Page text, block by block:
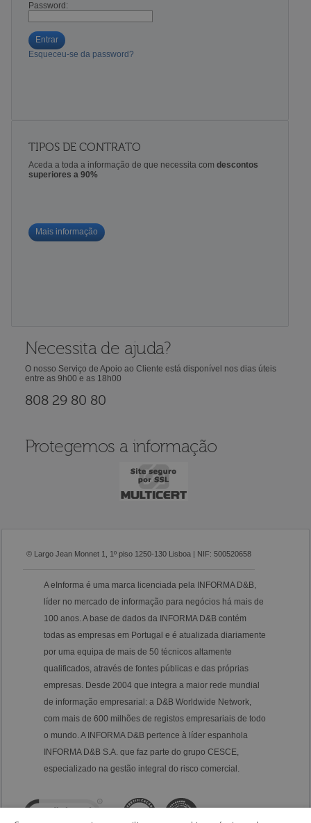
Password:
Entrar
Esqueceu-se da password?
TIPOS DE CONTRATO
Aceda a toda a informação de que necessita com descontos
superiores a 90%
Mais informação
Necessita de ajuda?
O nosso Serviço de Apoio ao Cliente está disponível nos dias úteis
entre as 9h00 e as 18h00
808 29 80 80
Protegemos a informação
© Largo Jean Monnet 1, 1º piso 1250-130 Lisboa | NIF: 500520658
A eInforma é uma marca licenciada pela INFORMA D&B,
líder no mercado de informação para negócios há mais de
100 anos. A base de dados da INFORMA D&B contém
todas as empresas em Portugal e é atualizada diariamente
por uma equipa de mais de 50 técnicos altamente
qualificados, através de fontes públicas e das próprias
empresas. Desde 2004 que integra a maior rede mundial
de informação empresarial: a D&B Worldwide Network,
com mais de 600 milhões de registos empresariais de todo
o mundo. A INFORMA D&B pertence à líder espanhola
INFORMA D&B S.A. que faz parte do grupo CESCE,
especializado na gestão integral do risco comercial.